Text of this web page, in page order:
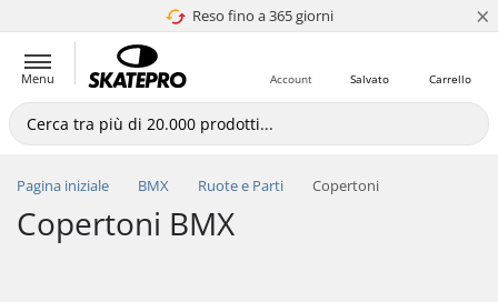
Reso fino a 365 giorni
4.8 di 5 ×
Menu Carrello
Salvato
Account
Pagina iniziale BMX Ruote e Parti Copertoni
Copertoni BMX